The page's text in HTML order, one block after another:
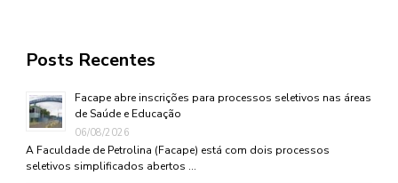
Posts Recentes
Facape abre inscrições para processos seletivos nas áreas
de Saúde e Educação
06/08/2026
A Faculdade de Petrolina (Facape) está com dois processos
seletivos simplificados abertos …